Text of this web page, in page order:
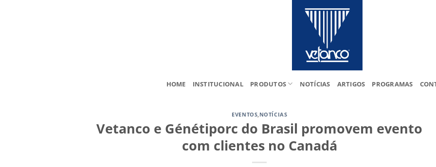
HOME INSTITUCIONAL PRODUTOS NOTÍCIAS ARTIGOS PROGRAMAS
EVENTOS,NOTÍCIAS
Vetanco e Génétiporc do Brasil promovem evento
com clientes no Canadá